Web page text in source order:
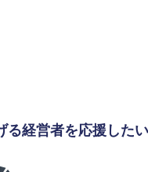
る経営者を応援したい